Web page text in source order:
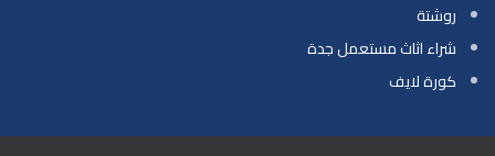
روشتة
شراء اثاث مستعمل جدة
كورة لايف